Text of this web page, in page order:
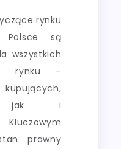
rynku
Polsce są
wszystkich
rynku –
jak i
prawny